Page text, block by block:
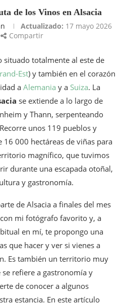
de los Vinos en Alsacia
Actualizado: 17 mayo 2026
Compartir
situado totalmente al este de
Est) y también en el corazón
a Alemania y a Suiza. La
se extiende a lo largo de
y Thann, serpenteando
unos 119 pueblos y
16 000 hectáreas de viñas para
magnífico, que tuvimos
durante una escapada otoñal,
y gastronomía.
de Alsacia a finales del mes
con mi fotógrafo favorito y, a
en mí, te propongo una
que hacer y ver si vienes a
Es también un territorio muy
refiere a gastronomía y
de conocer a algunos
estancia. En este artículo